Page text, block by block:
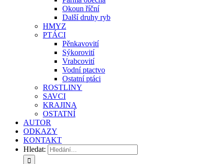
Okoun říční
Další druhy ryb
HMYZ
PTÁCI
Pěnkavovití
Sýkorovití
Vrabcovití
Vodní ptactvo
Ostatní ptáci
ROSTLINY
SAVCI
KRAJINA
OSTATNÍ
AUTOR
ODKAZY
KONTAKT
Hledat: